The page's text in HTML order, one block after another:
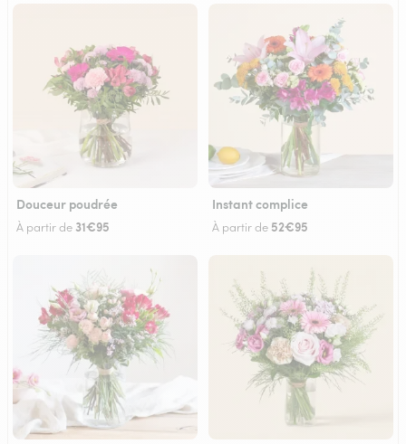
Douceur poudrée
À partir de 31€95
Instant complice
À partir de 52€95